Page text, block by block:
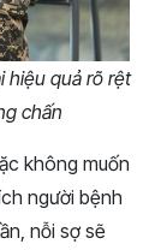
hiệu quả rõ rệt
chấn
không muốn
người bệnh
nỗi sợ sẽ